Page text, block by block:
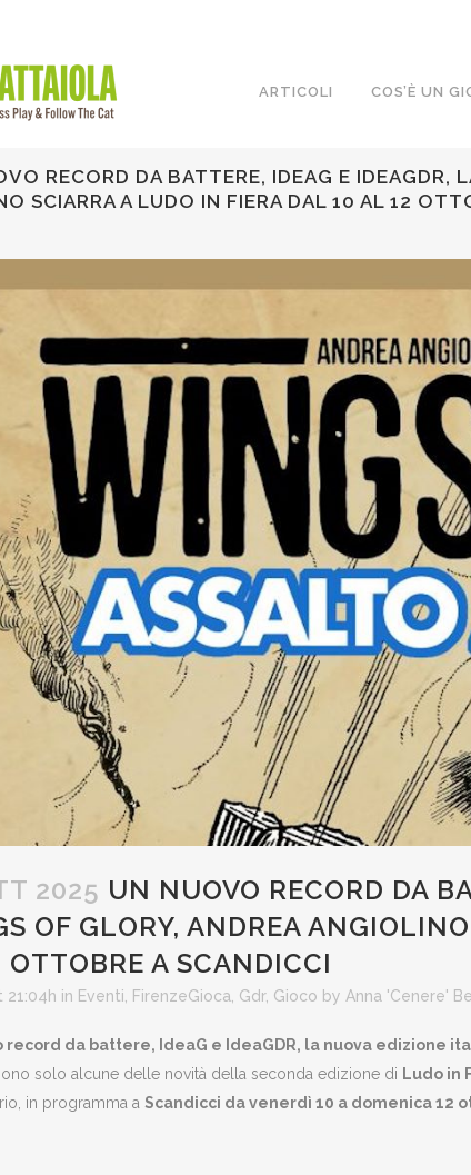
ARTICOLI COS’È UN
RECORD DA BATTERE, IDEAG E IDEAGDR,
SCIARRA A LUDO IN FIERA DAL 10 AL 12
2025 UN NUOVO RECORD DA
OF GLORY, ANDREA
OTTOBRE A SCANDICCI
21:04h in Eventi FirenzeGioca Gdr, Gioco by Anna 'Cenere'
record da battere, IdeaG e IdeaGDR, la nuova edizione
solo alcune delle novità della seconda edizione di Ludo in
in programma a Scandicci da venerdì 10 a domenica 12